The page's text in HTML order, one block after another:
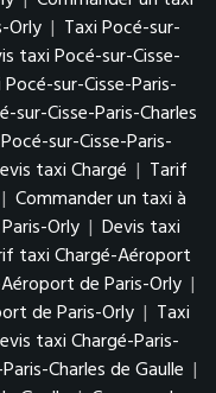
Orly | Taxi Pocé-sur-
taxi Pocé-sur-Cisse-
sur-Cisse-Paris-
sur-Cisse-Paris-Charles
sur-Cisse-Paris-
taxi Chargé | Tarif
| Commander un taxi à
Orly | Devis taxi
taxi Chargé-Aéroport
de Paris-Orly |
de Paris-Orly | Taxi
taxi Chargé-Paris-
Charles de Gaulle |